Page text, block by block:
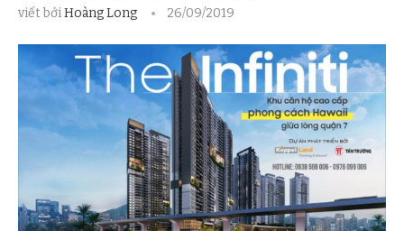
viết bởiHoàng Long 26/09/2019